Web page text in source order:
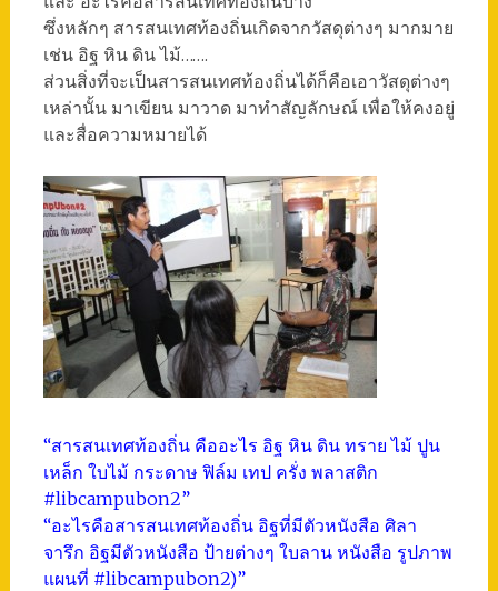
ซึ่งหลักๆ สารสนเทศท้องถิ่นเกิดจากวัสดุต่างๆ มากมาย
เช่น อิฐ หิน ดิน ไม้…….
ส่วนสิ่งที่จะเป็นสารสนเทศท้องถิ่นได้ก็คือเอาวัสดุต่างๆ
เหล่านั้น มาเขียน มาวาด มาทำสัญลักษณ์ เพื่อให้คงอยู่
และสื่อความหมายได้
“สารสนเทศท้องถิ่น คืออะไร อิฐ หิน ดิน ทราย ไม้ ปูน
เหล็ก ใบไม้ กระดาษ ฟิล์ม เทป ครั่ง พลาสติก
#libcampubon2”
“อะไรคือสารสนเทศท้องถิ่น อิฐที่มีตัวหนังสือ ศิลา
จารึก อิฐมีตัวหนังสือ ป้ายต่างๆ ใบลาน หนังสือ รูปภาพ
แผนที่ #libcampubon2)”